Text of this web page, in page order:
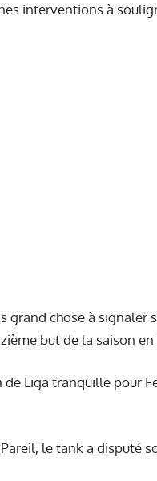
interventions à
grand chose à signaler
but de la saison en
de Liga tranquille pour
le tank a disputé